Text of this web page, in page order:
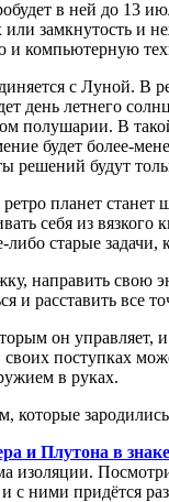
в ней до 13
замкнутость и
и компьютерную
с Луной. В
день летнего
полушарии. В
будет более-
будут
планет станет
себя из
старые задачи,
направить свою
и расставить все
он управляет,
поступках
в руках.
и Плутона в
изоляции.
с ними придётся